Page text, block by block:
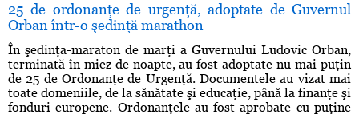
25 de ordonanţe de urgenţă, adoptate de Guvernul
Orban într-o şedinţă marathon
În şedinţa-maraton de marţi a Guvernului Ludovic Orban,
terminată în miez de noapte, au fost adoptate nu mai puţin
de 25 de Ordonanţe de Urgenţă. Documentele au vizat mai
toate domeniile, de la sănătate şi educaţie, până la finanţe şi
fonduri europene. Ordonanţele au fost aprobate cu puţine